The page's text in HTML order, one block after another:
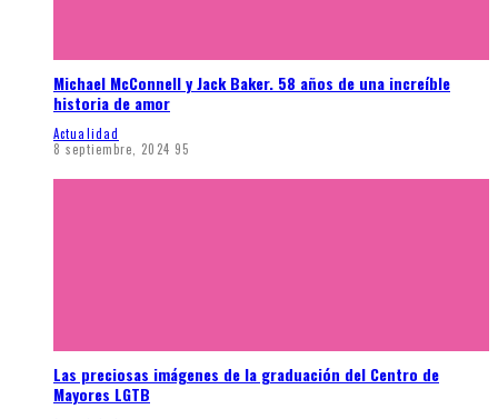
Michael McConnell y Jack Baker. 58 años de una increíble
historia de amor
Actualidad
8 septiembre, 2024 95
Las preciosas imágenes de la graduación del Centro de
Mayores LGTB